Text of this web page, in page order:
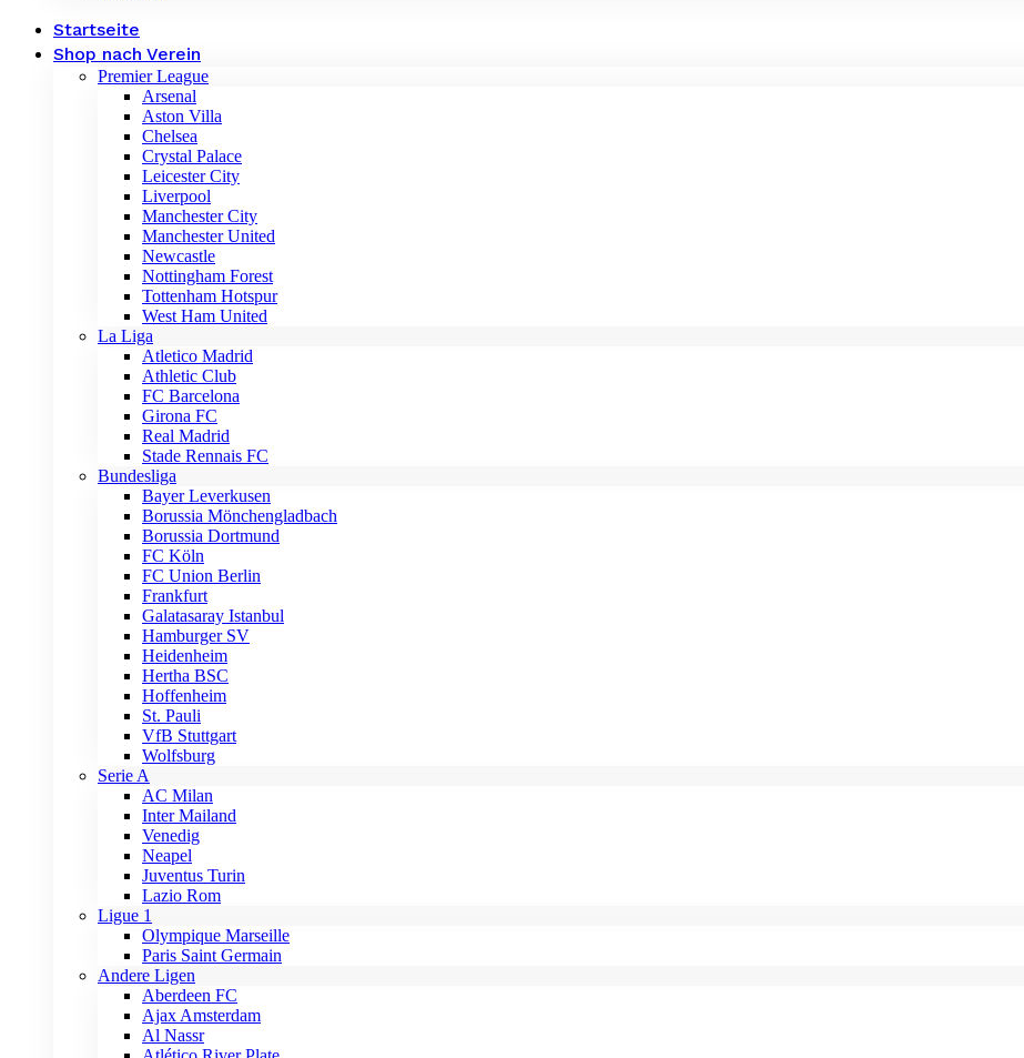
Startseite
Shop nach Verein
Premier League
Arsenal
Aston Villa
Chelsea
Crystal Palace
Leicester City
Liverpool
Manchester City
Manchester United
Newcastle
Nottingham Forest
Tottenham Hotspur
West Ham United
La Liga
Atletico Madrid
Athletic Club
FC Barcelona
Girona FC
Real Madrid
Stade Rennais FC
Bundesliga
Bayer Leverkusen
Borussia Mönchengladbach
Borussia Dortmund
FC Köln
FC Union Berlin
Frankfurt
Galatasaray Istanbul
Hamburger SV
Heidenheim
Hertha BSC
Hoffenheim
St. Pauli
VfB Stuttgart
Wolfsburg
Serie A
AC Milan
Inter Mailand
Venedig
Neapel
Juventus Turin
Lazio Rom
Ligue 1
Olympique Marseille
Paris Saint Germain
Andere Ligen
Aberdeen FC
Ajax Amsterdam
Al Nassr